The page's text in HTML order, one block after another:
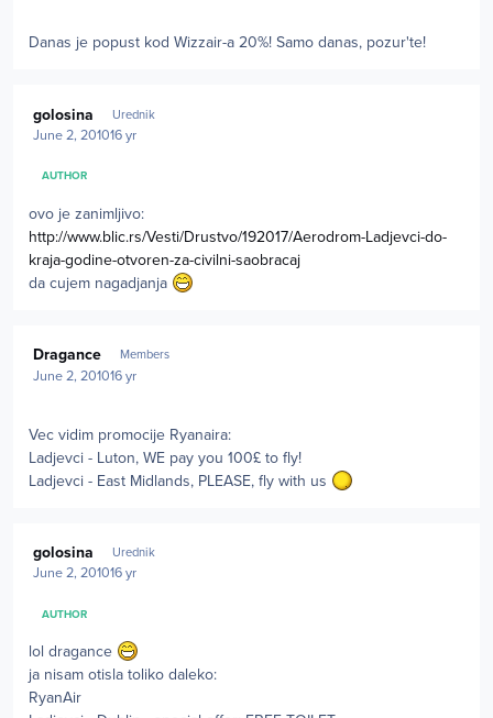
Danas je popust kod Wizzair-a 20%! Samo danas, pozur'te!
golosina Urednik
June 2, 201016 yr
AUTHOR
ovo je zanimljivo:
http://www.blic.rs/Vesti/Drustvo/192017/Aerodrom-Ladjevci-do-
kraja-godine-otvoren-za-civilni-saobracaj
da cujem nagadjanja
Dragance Members
June 2, 201016 yr
Vec vidim promocije Ryanaira:
Ladjevci - Luton, WE pay you 100£ to fly!
Ladjevci - East Midlands, PLEASE, fly with us
golosina Urednik
June 2, 201016 yr
AUTHOR
lol dragance
ja nisam otisla toliko daleko:
RyanAir